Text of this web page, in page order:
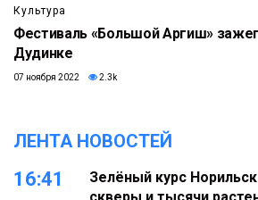
Культура
Фестиваль «Большой Аргиш»
Дудинке
07 ноября 2022 2.3k
ЛЕНТА НОВОСТЕЙ
16:41
Зелёный курс
скверы и тысячи